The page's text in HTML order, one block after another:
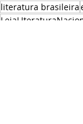
literatura brasileira